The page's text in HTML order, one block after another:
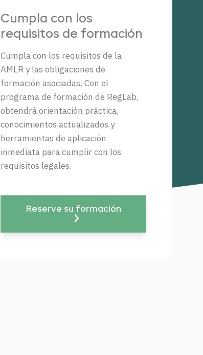
Cumpla con los
requisitos de formación
Cumpla con los requisitos de la
AMLR y las obligaciones de
formación asociadas. Con el
programa de formación de RegLab,
obtendrá orientación práctica,
conocimientos actualizados y
herramientas de aplicación
inmediata para cumplir con los
requisitos legales.
Reserve su formación